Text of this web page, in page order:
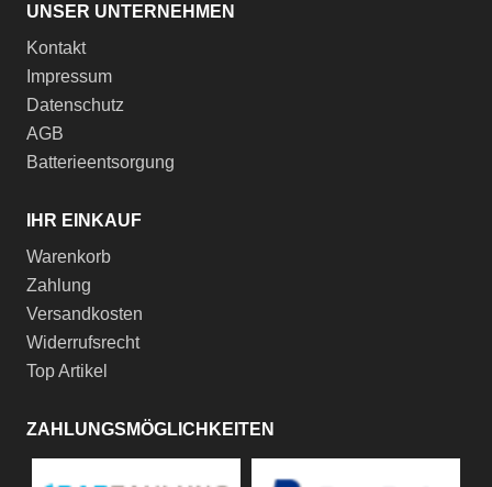
UNSER UNTERNEHMEN
Kontakt
Impressum
Datenschutz
AGB
Batterieentsorgung
IHR EINKAUF
Warenkorb
Zahlung
Versandkosten
Widerrufsrecht
Top Artikel
ZAHLUNGSMÖGLICHKEITEN